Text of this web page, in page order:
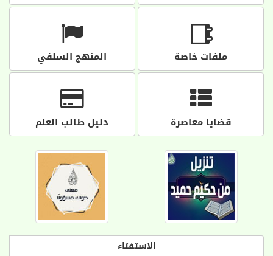
ملفات خاصة المنهج السلفي
قضايا معاصرة دليل طالب العلم
الاستفتاء